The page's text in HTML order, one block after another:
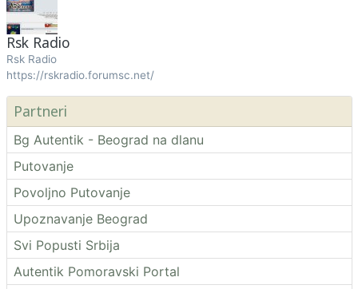
Rsk Radio
Rsk Radio
https://rskradio.forumsc.net/
Partneri
Bg Autentik - Beograd na dlanu
Putovanje
Povoljno Putovanje
Upoznavanje Beograd
Svi Popusti Srbija
Autentik Pomoravski Portal